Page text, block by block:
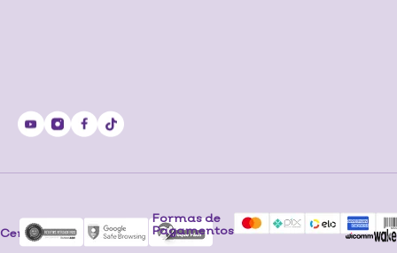
Certificados
Formas de
Pagamentos